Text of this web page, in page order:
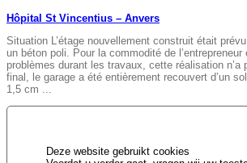
Hôpital St Vincentius – Anvers
Situation L’étage nouvellement construit était
un béton poli. Pour la commodité de
problèmes durant les travaux, cette réalisation n’a
final, le garage a été entièrement recouvert d’un
1,5 cm ...
Deze website gebruikt cookies